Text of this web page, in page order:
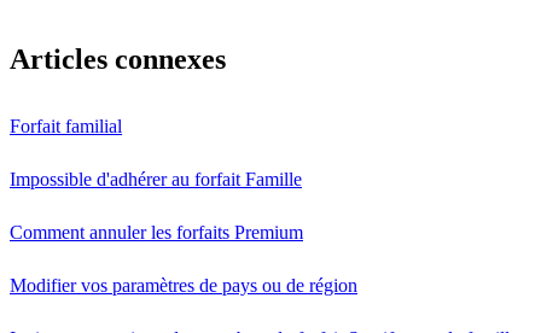
Articles connexes
Forfait familial
Impossible d'adhérer au forfait Famille
Comment annuler les forfaits Premium
Modifier vos paramètres de pays ou de région